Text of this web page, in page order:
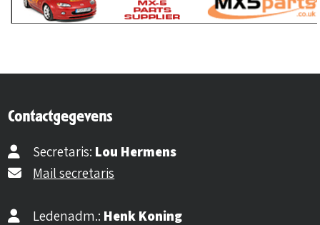
Contactgegevens
Secretaris: Lou Hermens
Mail secretaris
Ledenadm.: Henk Koning